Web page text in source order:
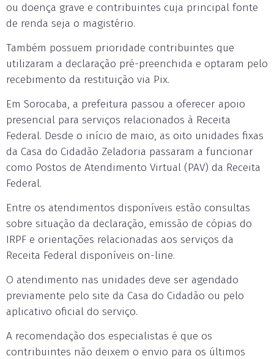
ou doença grave e contribuintes cuja principal fonte
de renda seja o magistério.
Também possuem prioridade contribuintes que
utilizaram a declaração pré-preenchida e optaram pelo
recebimento da restituição via Pix.
Em Sorocaba, a prefeitura passou a oferecer apoio
presencial para serviços relacionados à Receita
Federal. Desde o início de maio, as oito unidades fixas
da Casa do Cidadão Zeladoria passaram a funcionar
como Postos de Atendimento Virtual (PAV) da Receita
Federal.
Entre os atendimentos disponíveis estão consultas
sobre situação da declaração, emissão de cópias do
IRPF e orientações relacionadas aos serviços da
Receita Federal disponíveis on-line.
O atendimento nas unidades deve ser agendado
previamente pelo site da Casa do Cidadão ou pelo
aplicativo oficial do serviço.
A recomendação dos especialistas é que os
contribuintes não deixem o envio para os últimos